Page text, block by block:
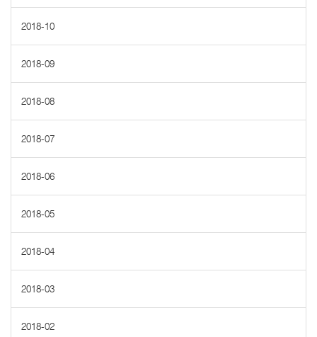
2018-10
2018-09
2018-08
2018-07
2018-06
2018-05
2018-04
2018-03
2018-02